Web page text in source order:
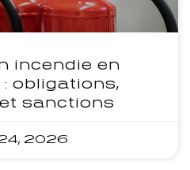
incendie en
obligations,
sanctions
2026